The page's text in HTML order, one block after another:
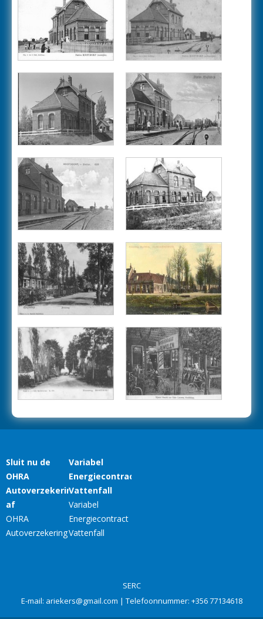
SERC
E-mail: ariekers@gmail.com | Telefoonnummer: +356 77134618